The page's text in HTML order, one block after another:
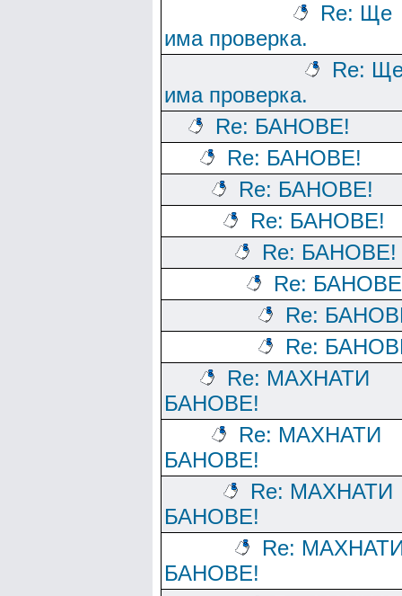
Re: Ще
има проверка.
Re:
има проверка.
Re: БАНОВЕ!
Re: БАНОВЕ!
Re: БАНОВЕ!
Re: БАНОВЕ!
Re: БАНОВЕ!
Re:
Re:
Re:
Re: МАХНАТИ
БАНОВЕ!
Re: МАХНАТИ
БАНОВЕ!
Re: МАХНАТИ
БАНОВЕ!
Re:
БАНОВЕ!